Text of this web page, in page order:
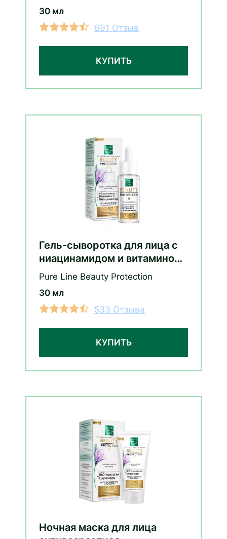
30 мл
691 Отзыв
КУПИТЬ
Гель-сыворотка для лица с
ниацинамидом и витамином
С
Pure Line Beauty Protection
30 мл
533 Отзыва
КУПИТЬ
Ночная маска для лица